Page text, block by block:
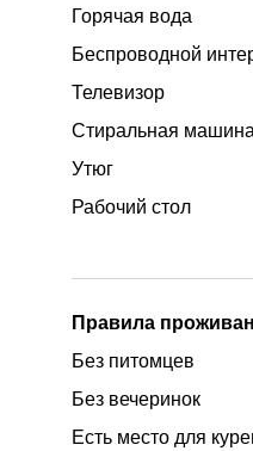
Горячая вода
Беспроводной
Телевизор
Стиральная
Утюг
Рабочий стол
Правила
Без питомцев
Без вечеринок
Есть место для